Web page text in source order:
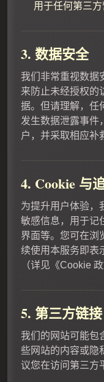
用于任何第三方
3. 数据安全
我们非常重视数据
来防止未经授权的
据。但请理解，任
发生数据泄露事件
户，并采取相应补
4. Cookie 与
为提升用户体验，
敏感信息，用于记
界面等。您可在浏
续使用本服务即表
（详见《Cookie 政
5. 第三方链接
我们的网站可能包
些网站的内容或隐
议您在访问第三方